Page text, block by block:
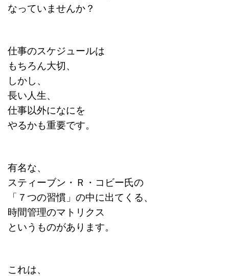
なっていませんか？
仕事のスケジュールは
もちろん大切、
しかし、
長い人生、
仕事以外になにを
やるかも重要です。
有名な、
スティーブン・Ｒ・コビー氏の
「７つの習慣」の中に出てくる、
時間管理のマトリクス
というものがあります。
これは、